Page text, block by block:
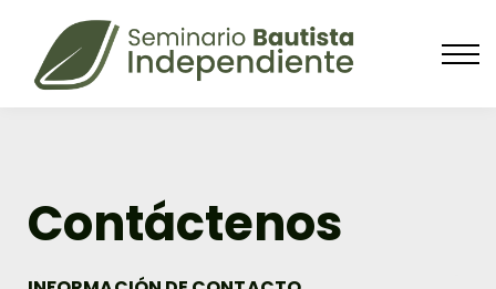
CONFERENCIA
Contáctenos